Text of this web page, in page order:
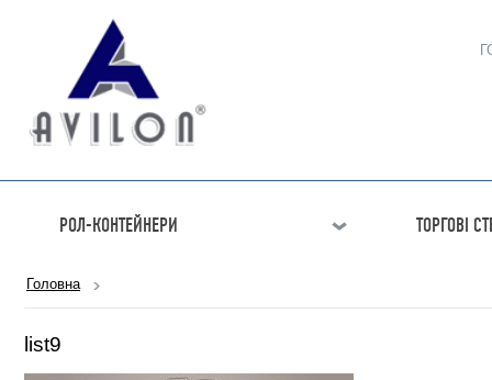
РОЛ-КОНТЕЙНЕРИ ТОРГОВІ
Головна
list9